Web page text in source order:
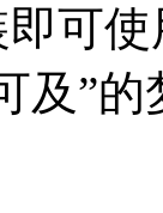
可
及”